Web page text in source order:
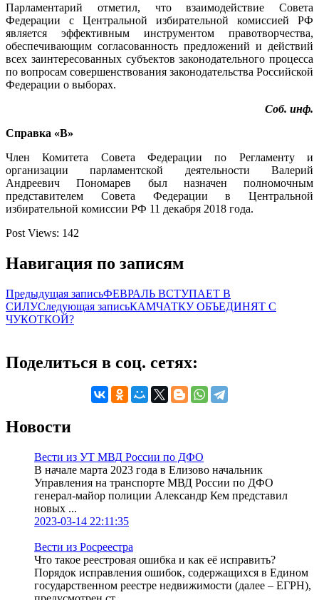
Парламентарий отметил, что взаимодействие Совета
Федерации с Центральной избирательной комиссией РФ
является эффективным инструментом правотворчества,
обеспечивающим согласованность предложений и действий
всех заинтересованных субъектов законодательного процесса
по вопросам совершенствования законодательства Российской
Федерации о выборах.
Соб. инф.
Справка «В»
Член Комитета Совета Федерации по Регламенту и
организации парламентской деятельности Валерий
Андреевич Пономарев был назначен полномочным
представителем Совета Федерации в Центральной
избирательной комиссии РФ 11 декабря 2018 года.
Post Views: 142
Навигация по записям
Предыдущая записьФЕВРАЛЬ ВСТУПАЕТ В
СИЛУСледующая записьКАМЧАТКУ ОБЪЕДИНЯТ С
ЧУКОТКОЙ?
Поделиться в соц. сетях:
Новости
Вести из УТ МВД России по ДФО
В начале марта 2023 года в Елизово начальник
Управления на транспорте МВД России по ДФО
генерал-майор полиции Александр Кем представил
новых ...
2023-03-14 22:11:35
Вести из Росреестра
Что такое реестровая ошибка и как её исправить?
Порядок исправления ошибок, содержащихся в Едином
государственном реестре недвижимости (далее – ЕГРН),